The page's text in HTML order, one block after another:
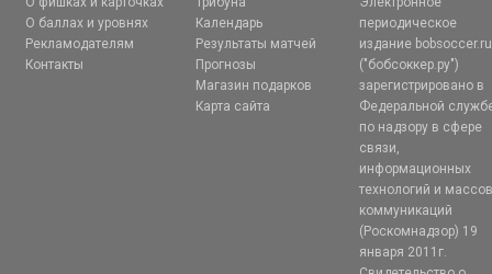
О баллах и уровнях
Рекламодателям
Контакты
Календарь
Результаты матчей
Прогнозы
Магазин подарков
Карта сайта
периодическое
издание bobsoccer.ru
("бобсоккер.ру")
зарегистрировано в
Федеральной
по надзору в сфере
связи,
информационных
технологий и
коммуникаций
(Роскомнадзор) 19
января 2011г.